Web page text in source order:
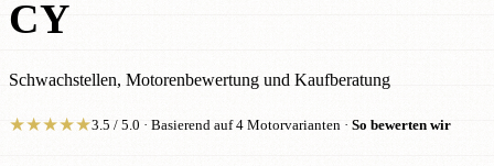
CY
Schwachstellen, Motorenbewertung und Kaufberatung
★★★★★3.5 / 5.0 · Basierend auf 4 Motorvarianten · So bewerten wir